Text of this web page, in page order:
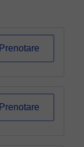
Prenotare
Prenotare